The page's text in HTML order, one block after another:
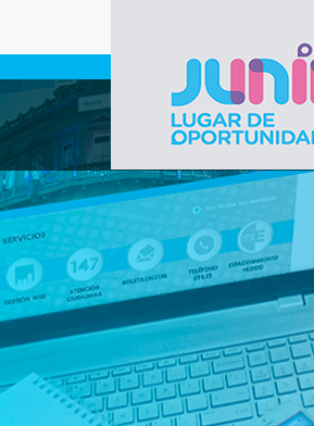
Gobierno de
Junín